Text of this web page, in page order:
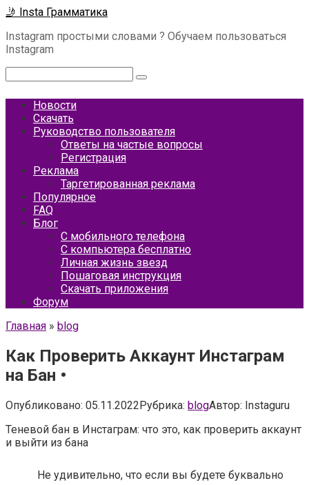
Перейти
контенту
🤳 Insta Грамматика
Instagram простыми словами ? Обучаем пользоваться
Instagram
Новости
Скачать
Руководство пользователя
Ответы на частые вопросы
Регистрация
Реклама
Таргетированная реклама
Популярное
FAQ
Блог
С мобильного телефона
С компьютера бесплатно
Личная жизнь звезд
Пошаговая инструкция
Скачать приложения
Форум
Главная » blog
Как Проверить Аккаунт Инстаграм
на Бан •
Опубликовано: 05.11.2022Рубрика: blogАвтор: Instaguru
Теневой бан в Инстаграм: что это, как проверить аккаунт
и выйти из бана
Не удивительно, что если вы будете буквально